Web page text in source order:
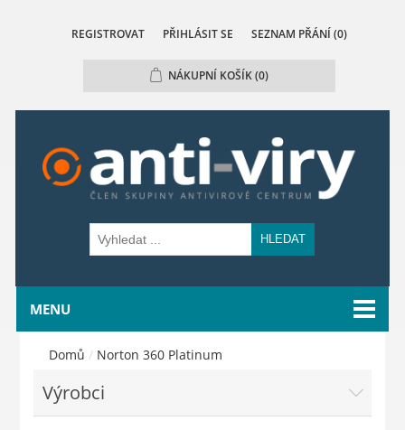
REGISTROVAT PŘIHLÁSIT SE SEZNAM PŘÁNÍ (0)
NÁKUPNÍ KOŠÍK(0)
HLEDAT
MENU
Domů / Norton 360 Platinum
Výrobci